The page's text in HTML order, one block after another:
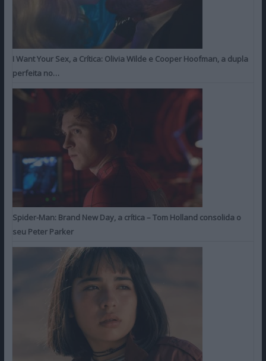
I Want Your Sex, a Crítica: Olivia Wilde e Cooper Hoofman, a dupla
perfeita no…
Spider-Man: Brand New Day, a crítica – Tom Holland consolida o
seu Peter Parker